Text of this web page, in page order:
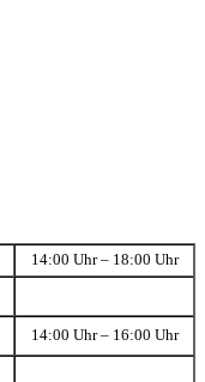
14:00 Uhr – 18:00 Uhr
14:00 Uhr – 16:00 Uhr